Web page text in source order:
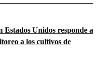
Unidos responde a
a los cultivos de